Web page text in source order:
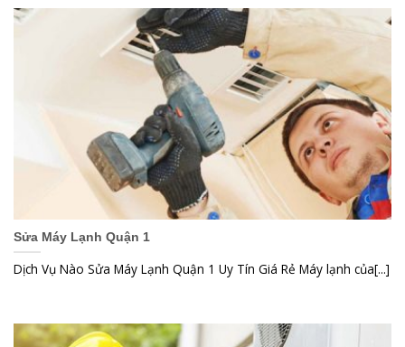
Sửa Máy Lạnh Quận 1
Dịch Vụ Nào Sửa Máy Lạnh Quận 1 Uy Tín Giá Rẻ Máy lạnh của[...]